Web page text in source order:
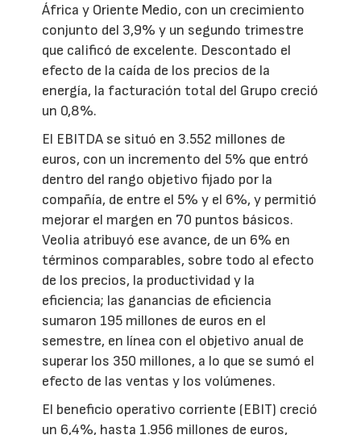
África y Oriente Medio, con un crecimiento
conjunto del 3,9% y un segundo trimestre
que calificó de excelente. Descontado el
efecto de la caída de los precios de la
energía, la facturación total del Grupo creció
un 0,8%.
El EBITDA se situó en 3.552 millones de
euros, con un incremento del 5% que entró
dentro del rango objetivo fijado por la
compañía, de entre el 5% y el 6%, y permitió
mejorar el margen en 70 puntos básicos.
Veolia atribuyó ese avance, de un 6% en
términos comparables, sobre todo al efecto
de los precios, la productividad y la
eficiencia; las ganancias de eficiencia
sumaron 195 millones de euros en el
semestre, en línea con el objetivo anual de
superar los 350 millones, a lo que se sumó el
efecto de las ventas y los volúmenes.
El beneficio operativo corriente (EBIT) creció
un 6,4%, hasta 1.956 millones de euros,